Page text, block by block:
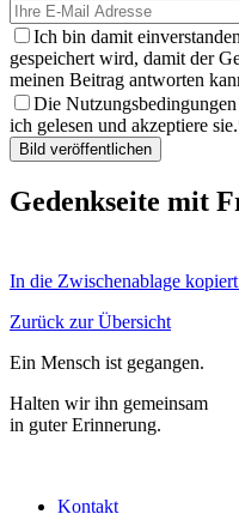
Ich bin damit
gespeichert wird, damit der
meinen Beitrag antworten
Die
ich gelesen und akzeptiere sie.
Gedenkseite mit
In die Zwischenablage
Zurück zur Übersicht
Ein Mensch ist gegangen.
Halten wir ihn gemeinsam
in guter Erinnerung.
Kontakt